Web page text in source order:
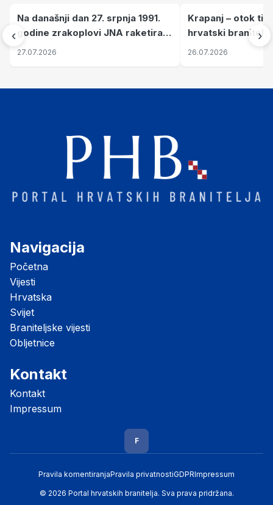
‹
Na današnji dan 27. srpnja 1991.
godine zrakoplovi JNA raketirali
su vojarnu i obučni centar "Nikola
27.07.2026
Krapanj – otok
hrvatski branitelji
pronalaze mir
26.07.2026
›
Navigacija
Početna
Vijesti
Hrvatska
Svijet
Braniteljske vijesti
Obljetnice
Kontakt
Kontakt
Impressum
F
Pravila komentiranjaPravila privatnostiGDPRImpressum
© 2026 Portal hrvatskih branitelja. Sva prava pridržana.